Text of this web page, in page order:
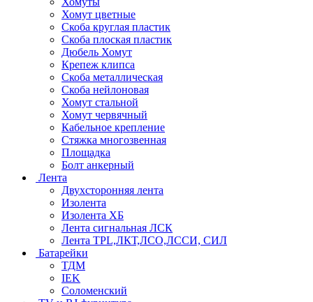
Хомут цветные
Скоба круглая пластик
Скоба плоская пластик
Дюбель Хомут
Крепеж клипса
Скоба металлическая
Скоба нейлоновая
Хомут стальной
Хомут червячный
Кабельное крепление
Стяжка многозвенная
Площадка
Болт анкерный
Лента
Двухсторонняя лента
Изолента
Изолента ХБ
Лента сигнальная ЛСК
Лента TPL,ЛКТ,ЛСО,ЛССИ, СИЛ
Батарейки
ТДМ
IEK
Соломенский